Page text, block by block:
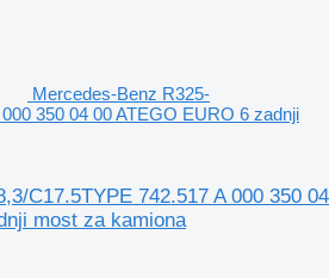
Mercedes-Benz R325-
350 04 00 ATEGO EURO 6 zadnji
C17.5TYPE 742.517 A 000 350 04
most za kamiona